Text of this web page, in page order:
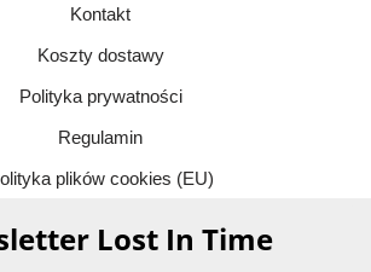
Kontakt
Koszty dostawy
Polityka prywatności
Regulamin
plików cookies (EU)
Lost In Time